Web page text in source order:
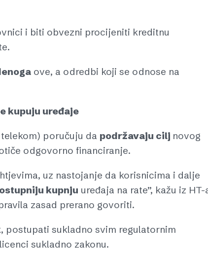
i biti obvezni procijeniti kreditnu
ove, a odredbi koji se odnose na
kupuju uređaje
poručuju da podržavaju cilj novog
odgovorno financiranje.
uz nastojanje da korisnicima i dalje
kupnju uređaja na rate”, kažu iz HT-
zasad prerano govoriti.
postupati sukladno svim regulatornim
sukladno zakonu.